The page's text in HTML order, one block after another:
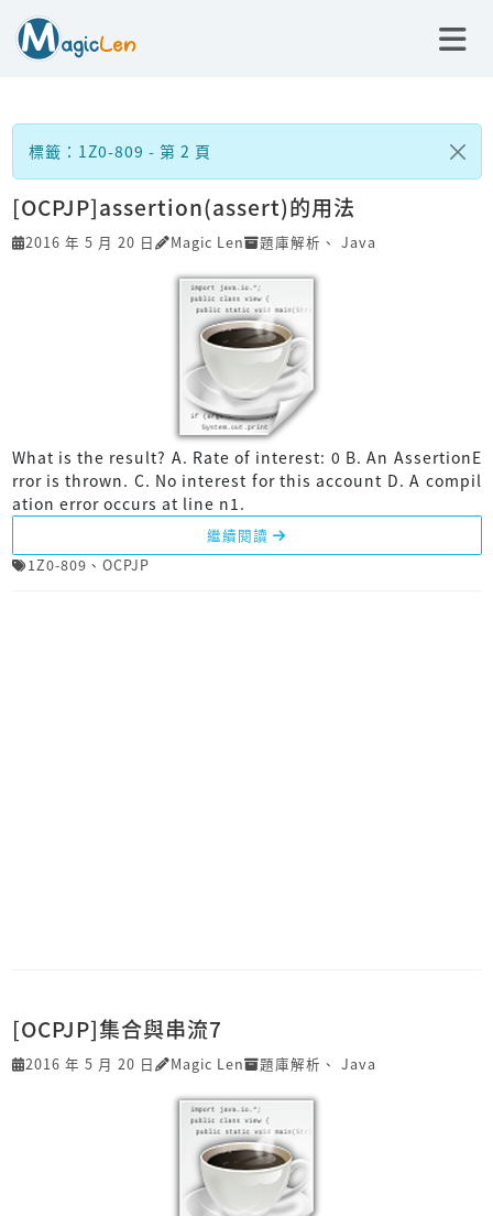
標籤：1Z0-809 - 第 2 頁
[OCPJP]assertion(assert)的用法
2016 年 5 月 20 日 Magic Len 題庫解析 、 Java
What is the result? A. Rate of interest: 0 B. An AssertionE
rror is thrown. C. No interest for this account D. A compil
ation error occurs at line n1.
繼續閱讀
1Z0-809 、 OCPJP
[OCPJP]集合與串流7
2016 年 5 月 20 日 Magic Len 題庫解析 、 Java